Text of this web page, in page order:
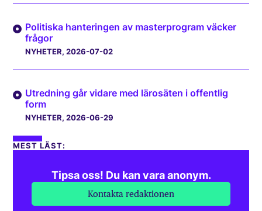
Politiska hanteringen av masterprogram väcker
frågor
NYHETER, 2026-07-02
Utredning går vidare med lärosäten i offentlig
form
NYHETER, 2026-06-29
MEST LÄST:
Tipsa oss! Du kan vara anonym.
Kontakta redaktionen